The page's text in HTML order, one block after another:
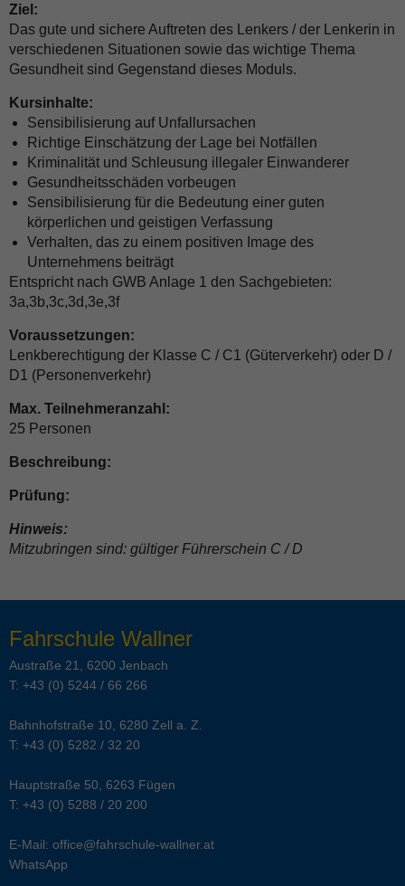
Ziel:
Das gute und sichere Auftreten des Lenkers / der Lenkerin in
verschiedenen Situationen sowie das wichtige Thema
Gesundheit sind Gegenstand dieses Moduls.
Kursinhalte:
Sensibilisierung auf Unfallursachen
Richtige Einschätzung der Lage bei Notfällen
Kriminalität und Schleusung illegaler Einwanderer
Gesundheitsschäden vorbeugen
Sensibilisierung für die Bedeutung einer guten
körperlichen und geistigen Verfassung
Verhalten, das zu einem positiven Image des
Unternehmens beiträgt
Entspricht nach GWB Anlage 1 den Sachgebieten:
3a,3b,3c,3d,3e,3f
Voraussetzungen:
Lenkberechtigung der Klasse C / C1 (Güterverkehr) oder D /
D1 (Personenverkehr)
Max. Teilnehmeranzahl:
25 Personen
Beschreibung:
Prüfung:
Hinweis:
Mitzubringen sind: gültiger Führerschein C / D
Fahrschule Wallner
Austraße 21, 6200 Jenbach
T: +43 (0) 5244 / 66 266
Bahnhofstraße 10, 6280 Zell a. Z.
T: +43 (0) 5282 / 32 20
Hauptstraße 50, 6263 Fügen
T: +43 (0) 5288 / 20 200
E-Mail: office@fahrschule-wallner.at
WhatsApp